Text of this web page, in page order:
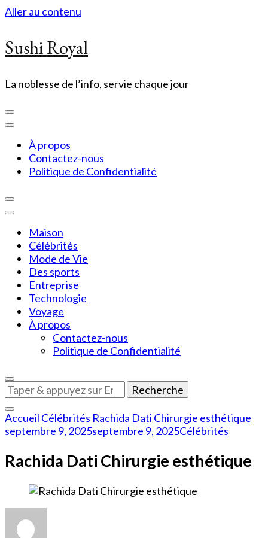
Aller au contenu
Sushi Royal
La noblesse de l’info, servie chaque jour
À propos
Contactez-nous
Politique de Confidentialité
Maison
Célébrités
Mode de Vie
Des sports
Entreprise
Technologie
Voyage
À propos
Contactez-nous
Politique de Confidentialité
Vous
recherchiez
quelque
chose
?
Accueil Célébrités Rachida Dati Chirurgie esthétique
septembre 9, 2025septembre 9, 2025Célébrités
Rachida Dati Chirurgie esthétique